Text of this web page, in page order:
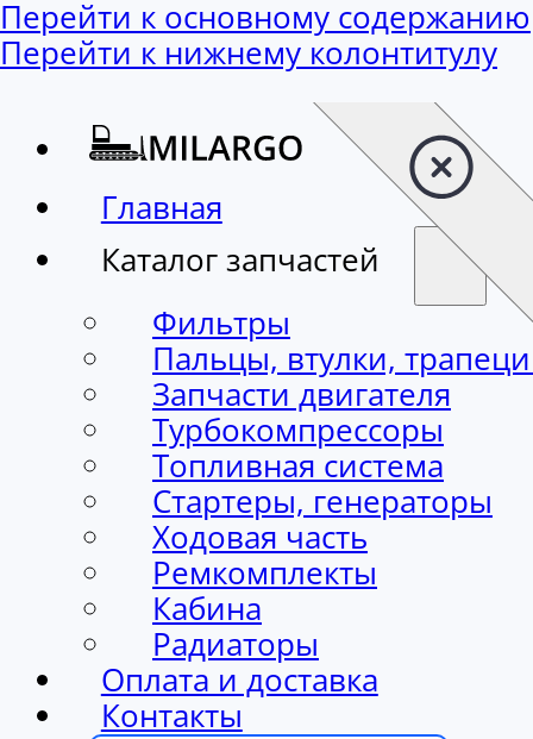
Перейти к основному содержанию
Перейти к нижнему колонтитулу
Главная
Каталог запчастей
Фильтры
Пальцы, втулки,
Запчасти двигателя
Турбокомпрессоры
Топливная система
Стартеры, генераторы
Ходовая часть
Ремкомплекты
Кабина
Радиаторы
Оплата и доставка
Контакты